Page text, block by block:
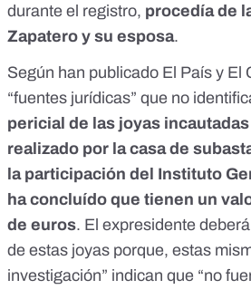
durante el registro, procedía de
Zapatero y su esposa.
Según han publicado El País y El
“fuentes jurídicas” que no
pericial de las joyas
realizado por la casa de
la participación del Instituto
ha concluído que tienen un
de euros. El expresidente
de estas joyas porque, estas
investigación” indican que “no